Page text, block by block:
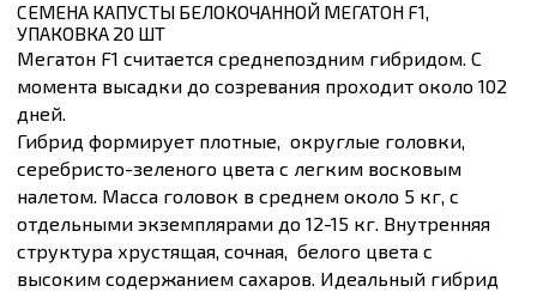
СЕМЕНА КАПУСТЫ БЕЛОКОЧАННОЙ МЕГАТОН F1,
УПАКОВКА 20 ШТ
Мегатон F1 считается среднепоздним гибридом. С
момента высадки до созревания проходит около 102
дней.
Гибрид формирует плотные, округлые головки,
серебристо-зеленого цвета с легким восковым
налетом. Масса головок в среднем около 5 кг, с
отдельными экземплярами до 12-15 кг. Внутренняя
структура хрустящая, сочная, белого цвета с
высоким содержанием сахаров. Идеальный гибрид